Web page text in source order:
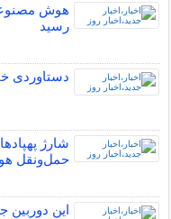
هوش
رسید
دستاوردی
شارژ
حمل‌ونقل
این دوربین